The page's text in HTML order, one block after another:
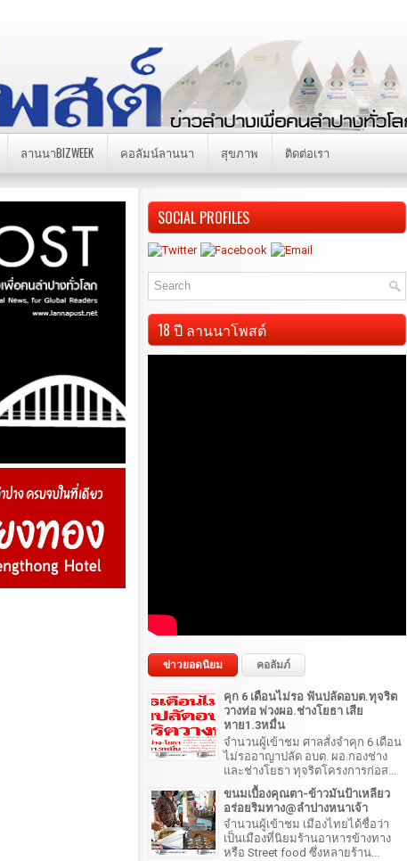
ลานนาBIZWEEK คอลัมน์ลานนา สุขภาพ ติดต่อเรา
SOCIAL PROFILES
18 ปี ลานนาโพสต์
ข่าวยอดนิยม คอลัมภ์
คุก 6 เดือนไม่รอ ฟันปลัดอบต.ทุจริต
วางท่อ พ่วงผอ.ช่างโยธา เสีย
หาย1.3หมื่น
จำนวนผู้เข้าชม ศาลสั่งจำคุก 6 เดือน
ไม่รออาญาปลัด อบต. ผอ.กองช่าง
และช่างโยธา ทุจริตโครงการก่อส...
ขนมเบื้องคุณตา-ข้าวมันป้าเหลียว
อร่อยริมทาง@ลำปางหนาเจ้า
จำนวนผู้เข้าชม เมืองไทยได้ชื่อว่า
เป็นเมืองที่นิยมร้านอาหารข้างทาง
หรือ Street food ซึ่งหลายร้าน...